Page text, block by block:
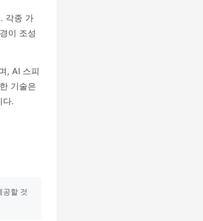
각종 가
이 조성
, AI 스피
기술은
다.
공할 것